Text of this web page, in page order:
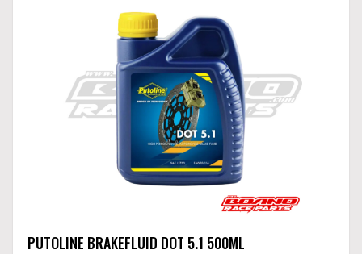
PUTOLINE BRAKEFLUID DOT 5.1 500ML